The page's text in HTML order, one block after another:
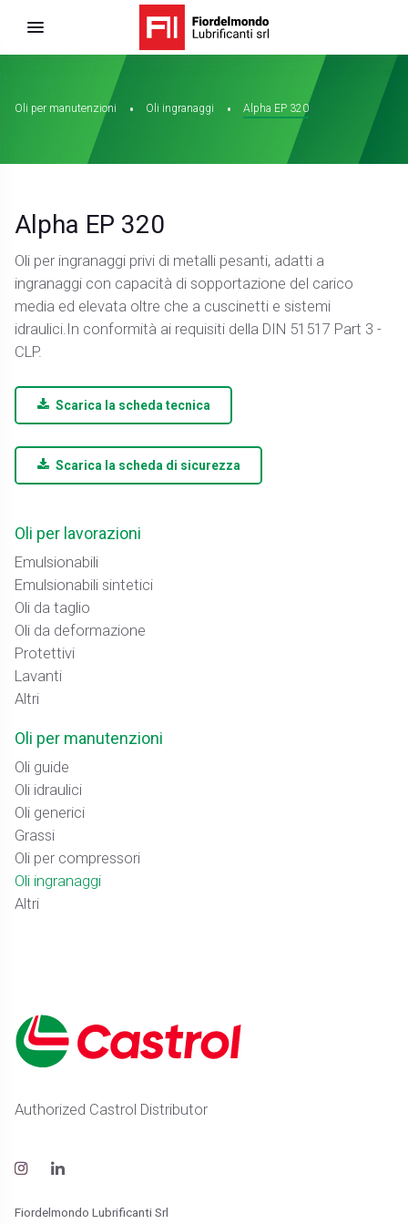
Oli per manutenzioni Oli ingranaggi Alpha EP 320
Oli per lavorazioni
Emulsionabili
Emulsionabili sintetici
Oli da taglio
Oli da deformazione
Protettivi
Lavanti
Altri
Oli per manutenzioni
Oli guide
Oli idraulici
Oli generici
Grassi
Oli per compressori
Oli ingranaggi
Altri
Alpha EP 320
Oli per ingranaggi privi di metalli pesanti, adatti a
ingranaggi con capacità di sopportazione del carico
media ed elevata oltre che a cuscinetti e sistemi
idraulici.In conformità ai requisiti della DIN 51517 Part 3 -
CLP.
Scarica la scheda tecnica
Scarica la scheda di sicurezza
Authorized Castrol Distributor
Fiordelmondo Lubrificanti Srl